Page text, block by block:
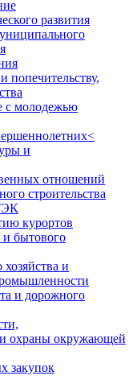
развития
попечительству,
с молодежью
и
отношений
строительства
курортов
и бытового
хозяйства и
и дорожного
охраны окружающей
закупок